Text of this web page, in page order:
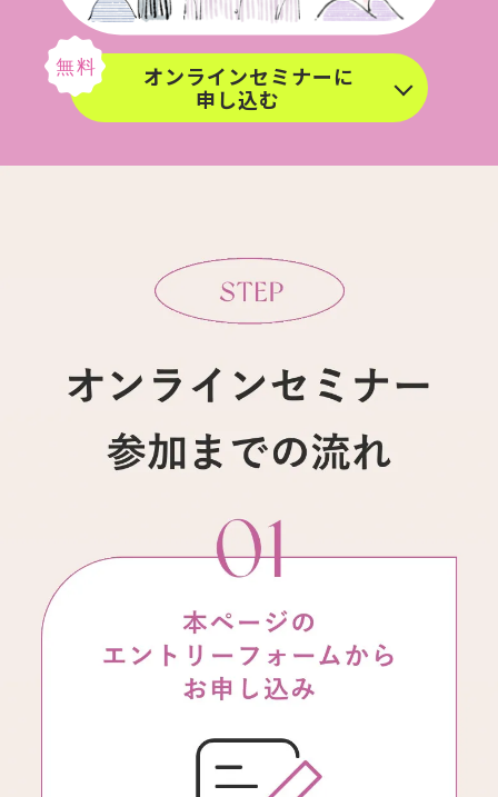
オンラインセミナーに
申し込む